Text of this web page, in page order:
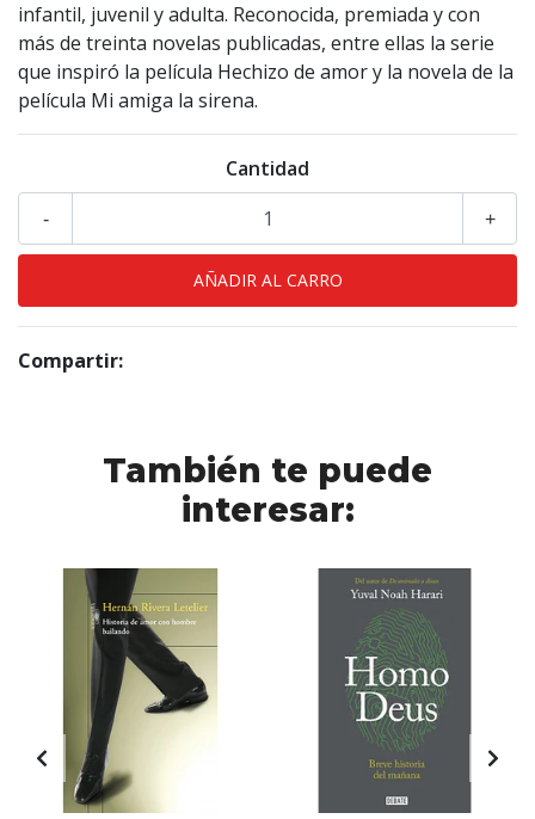
infantil, juvenil y adulta. Reconocida, premiada y con
más de treinta novelas publicadas, entre ellas la serie
que inspiró la película Hechizo de amor y la novela de la
película Mi amiga la sirena.
Cantidad
+
-
Compartir:
También te puede
interesar: